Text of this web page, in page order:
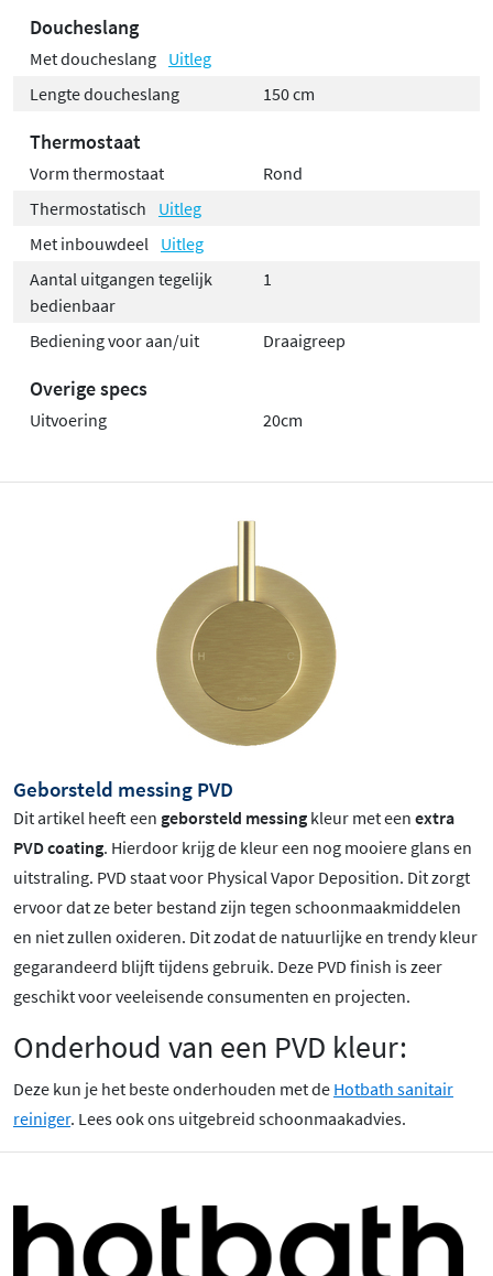
Doucheslang
Met doucheslang Uitleg
Lengte doucheslang
150 cm
Thermostaat
Vorm thermostaat
Rond
Thermostatisch
Uitleg
Met inbouwdeel
Uitleg
Aantal uitgangen tegelijk
bedienbaar
1
Bediening voor aan/uit Draaigreep
Overige specs
Uitvoering 20cm
Geborsteld messing PVD
Dit artikel heeft een geborsteld messing kleur met een extra
PVD coating. Hierdoor krijg de kleur een nog mooiere glans en
uitstraling. PVD staat voor Physical Vapor Deposition. Dit zorgt
ervoor dat ze beter bestand zijn tegen schoonmaakmiddelen
en niet zullen oxideren. Dit zodat de natuurlijke en trendy kleur
gegarandeerd blijft tijdens gebruik. Deze PVD finish is zeer
geschikt voor veeleisende consumenten en projecten.
Onderhoud van een PVD kleur:
Deze kun je het beste onderhouden met de Hotbath sanitair
reiniger. Lees ook ons uitgebreid schoonmaakadvies.